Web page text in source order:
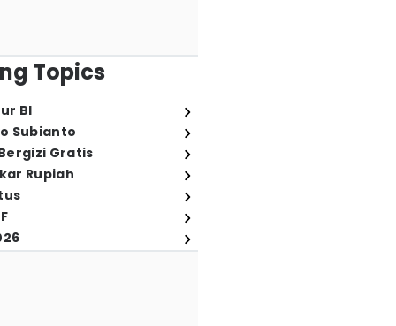
Topics
BI
Subianto
Gratis
Rupiah